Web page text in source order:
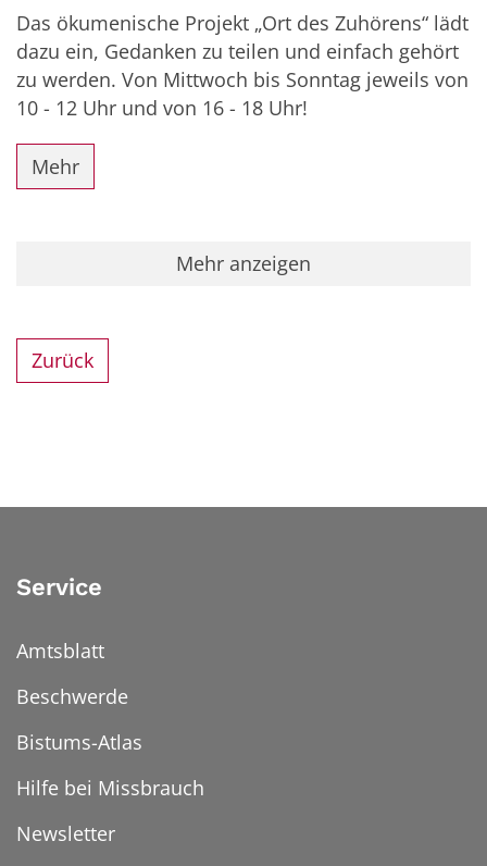
Das ökumenische Projekt „Ort des Zuhörens“ lädt
dazu ein, Gedanken zu teilen und einfach gehört
zu werden. Von Mittwoch bis Sonntag jeweils von
10 - 12 Uhr und von 16 - 18 Uhr!
Mehr
Mehr anzeigen
Zurück
Service
Amtsblatt
Beschwerde
Bistums-Atlas
Hilfe bei Missbrauch
Newsletter